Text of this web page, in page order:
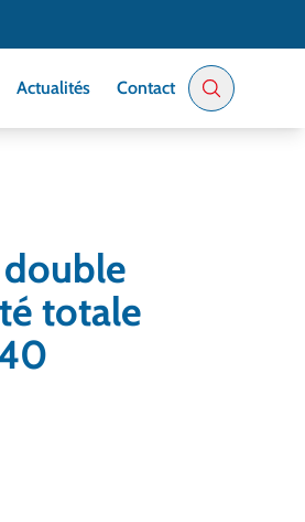
Actualités Contact
totale